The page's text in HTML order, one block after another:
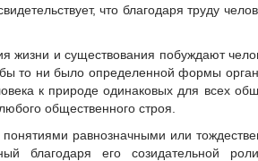
что благодаря труду
жизни и существования побуждают
то ни было определенной формы
к природе одинаковых для всех
общественного строя.
равнозначными или
благодаря его созидательной